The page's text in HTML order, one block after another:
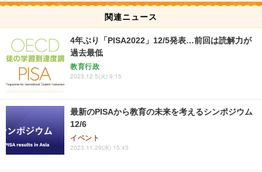
関連ニュース
4年ぶり「PISA2022」12/5発表…前回は読解力が
過去最低
教育行政
2023.12.5(火) 9:15
最新のPISAから教育の未来を考えるシンポジウム
12/6
イベント
2023.11.29(水) 15:45